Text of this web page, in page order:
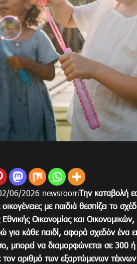
06/2026 newsroomΤην καταβολή
με παιδιά θεσπίζει το
Οικονομίας και
κάθε παιδί, αφορά σχεδόν ένα
μπορεί να διαμορφώνεται σε 300
αριθμό των εξαρτώμενων τέκνων